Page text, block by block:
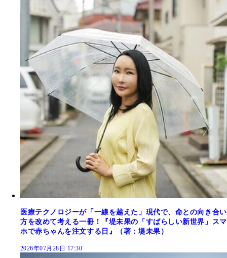
医療テクノロジーが「一線を越えた」現代で、命との向き合い
方を改めて考える一冊！『堤未果の「すばらしい新世界」スマ
ホで赤ちゃんを注文する日』（著：堤未果）
2026年07月28日 17:30